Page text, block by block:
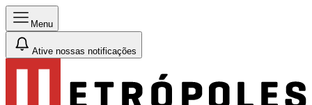
Menu
Ative nossas notificações